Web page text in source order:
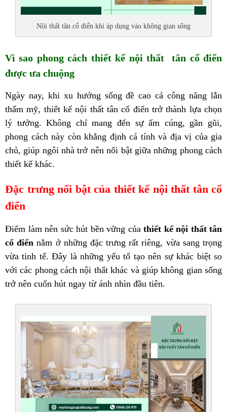
Nội thất tân cổ điển khi áp dụng vào không gian sống
Vì sao phong cách thiết kế nội thất tân cổ điển
được ưa chuộng
Ngày nay, khi xu hướng sống đề cao cả công năng lẫn
thẩm mỹ, thiết kế nội thất tân cổ điển trở thành lựa chọn
lý tưởng. Không chỉ mang đến sự ấm cúng, gần gũi,
phong cách này còn khẳng định cá tính và địa vị của gia
chủ, giúp ngôi nhà trở nên nổi bật giữa những phong cách
thiết kế khác.
Đặc trưng nổi bật của thiết kế nội thất tân cổ
điển
Điểm làm nên sức hút bền vững của thiết kế nội thất tân
cổ điển nằm ở những đặc trưng rất riêng, vừa sang trọng
vừa tinh tế. Đây là những yếu tố tạo nên sự khác biệt so
với các phong cách nội thất khác và giúp không gian sống
trở nên cuốn hút ngay từ ánh nhìn đầu tiên.